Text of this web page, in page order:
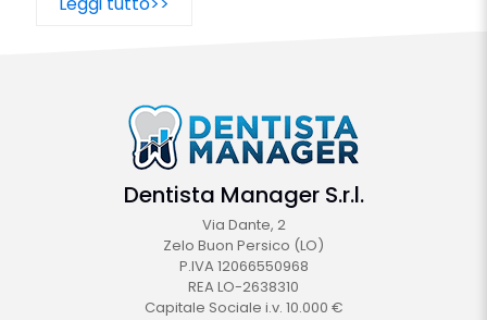
Dentista Manager S.r.l.
Via Dante, 2
Zelo Buon Persico (LO)
P.IVA 12066550968
REA LO-2638310
Capitale Sociale i.v. 10.000 €